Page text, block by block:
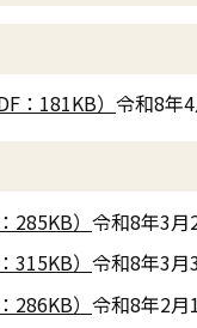
：181KB） 令和8年
） 令和8年3月
） 令和8年3月
） 令和8年2月